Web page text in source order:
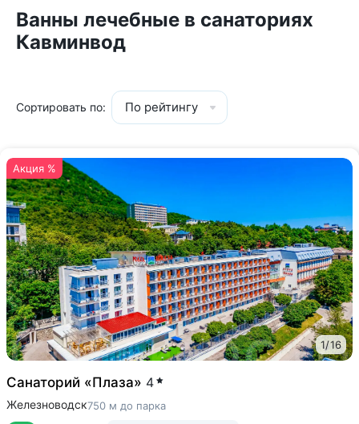
Ванны лечебные в санаториях
Кавминвод
Сортировать по: По рейтингу
Акция %
1/16
Санаторий «Плаза» 4
Железноводск750 м до парка